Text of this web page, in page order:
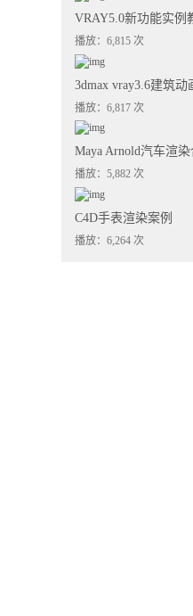
VRAY5.0新功能实例
播放：6,815 次
3dmax vray3.6建筑动
播放：6,817 次
Maya Arnold汽车渲
播放：5,882 次
C4D手表渲染案例
播放：6,264 次